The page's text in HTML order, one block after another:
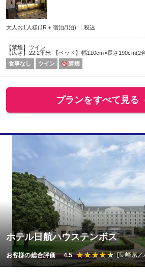
大人お1人様(JR＋宿泊/1泊) ：税込
【禁煙】ツイン
【広さ】22.2平米 【ベッド】幅110cm×長さ190cm(2
食事なし
ツイン 禁煙
プランをすべて見る
ホテル日航ハウステンボス
お客様の総合評価 4.5 [長崎県／